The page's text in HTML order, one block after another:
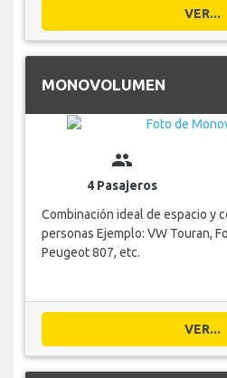
VER...
MONOVOLUMEN
group
4 Pasajeros
Combinación ideal de espacio y
personas Ejemplo: VW Touran,
Peugeot 807, etc.
VER...